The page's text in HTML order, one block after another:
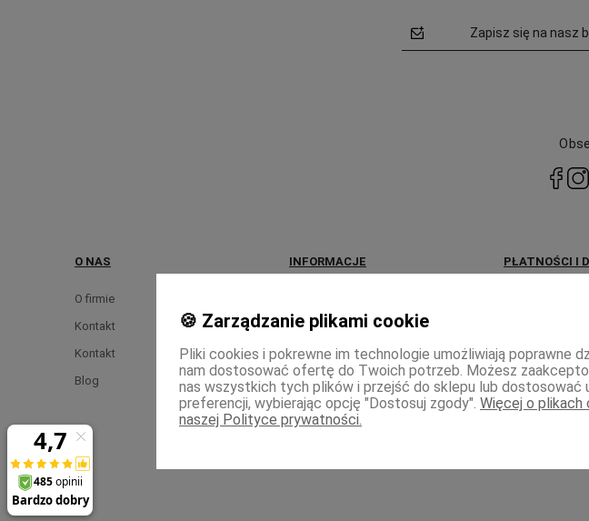
Zapisz się na nasz
O NAS
O firmie
Kontakt
Kontakt
Blog
INFORMACJE
Polityka prywatności
PŁATNOŚCI I
Zwroty i
🍪 Zarządzanie plikami cookie
Pliki cookies i pokrewne im technologie umożliwiają poprawne
nam dostosować ofertę do Twoich potrzeb. Możesz
nas wszystkich tych plików i przejść do sklepu lub dostosować
preferencji, wybierając opcję "Dostosuj zgody". Więcej o
naszej Polityce prywatności.